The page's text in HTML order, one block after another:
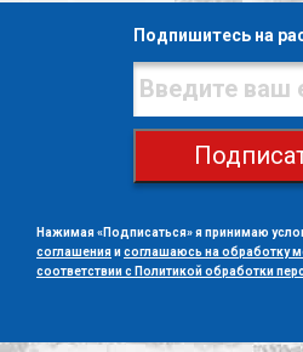
Подпишитесь на
Нажимая «Подписаться» я принимаю
соглашенияисоглашаюсь на обработку
соответствии с Политикой обработки